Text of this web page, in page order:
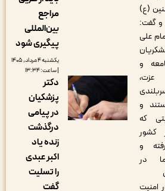
بین‌المللی
پیگیری شود
یکشنبه ۴ مرداد, ۱۴۰۵
دکتر
پزشکیان
در پیامی
درگذشت
زنده یاد
اکبر عبدی
را تسلیت